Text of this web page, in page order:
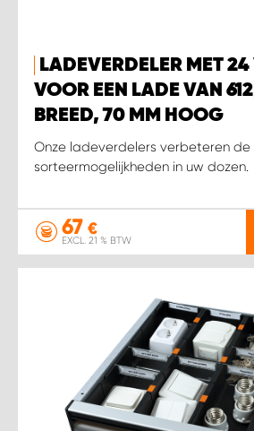
LADEVERDELER MET 24
VOOR EEN LADE VAN
BREED, 70 MM HOOG
Onze ladeverdelers verbeteren de
sorteermogelijkheden in uw dozen.
67 €
EXCL. 21 % BTW